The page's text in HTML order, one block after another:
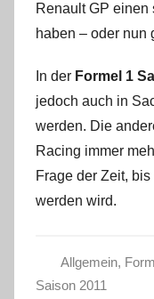
Renault GP einen
haben – oder nun
In der Formel 1
jedoch auch in
werden. Die
Racing immer
Frage der Zeit,
werden wird.
Allgemein,
Saison 2011